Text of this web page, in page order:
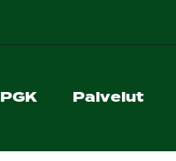
PGK Palvelut